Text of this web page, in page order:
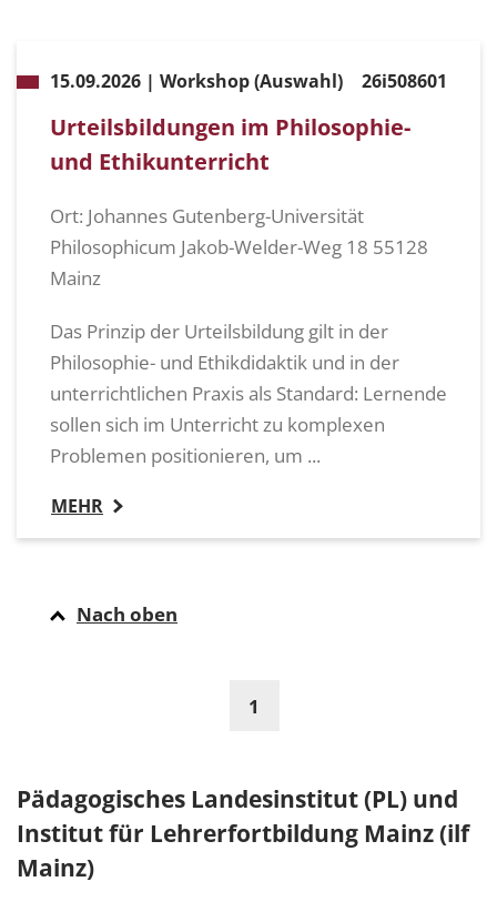
15.09.2026 | Workshop (Auswahl) 26i508601
Urteilsbildungen im Philosophie-
und Ethikunterricht
Ort: Johannes Gutenberg-Universität
Philosophicum Jakob-Welder-Weg 18 55128
Mainz
Das Prinzip der Urteilsbildung gilt in der
Philosophie- und Ethikdidaktik und in der
unterrichtlichen Praxis als Standard: Lernende
sollen sich im Unterricht zu komplexen
Problemen positionieren, um ...
MEHR
Nach oben
1
Pädagogisches Landesinstitut (PL) und
Institut für Lehrerfortbildung Mainz (ilf
Mainz)